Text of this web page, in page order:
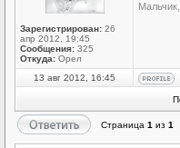
Зарегистрирован: 26
апр 2012, 19:45
Сообщения: 325
Откуда: Орел
13 авг 2012, 16:45
Страница 1 из 1